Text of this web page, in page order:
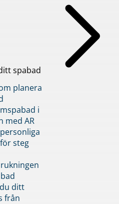
spabad
planera
i
med AR
steg
ditt
från